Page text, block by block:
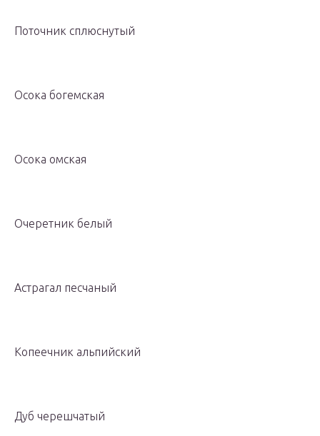
Поточник сплюснутый
Осока богемская
Осока омская
Очеретник белый
Астрагал песчаный
Копеечник альпийский
Дуб черешчатый